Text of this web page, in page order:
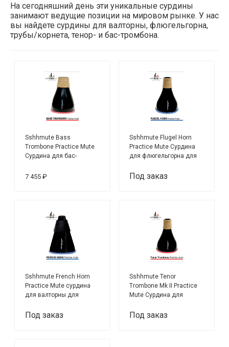
На сегодняшний день эти уникальные сурдины
занимают ведущие позиции на мировом рынке. У нас
вы найдете сурдины для валторны, флюгельгорна,
трубы/корнета, тенор- и бас-тромбона.
Sshhmute Bass
Trombone Practice Mute
Сурдина для бас-
занятий
7 455 ₽
Sshhmute Flugel Horn
Practice Mute Сурдина
для флюгельгорна для
Под заказ
Sshhmute French Horn
Practice Mute cурдина
для валторны для
Под заказ
Sshhmute Tenor
Trombone Mk II Practice
Mute Сурдина для
занятий
Под заказ